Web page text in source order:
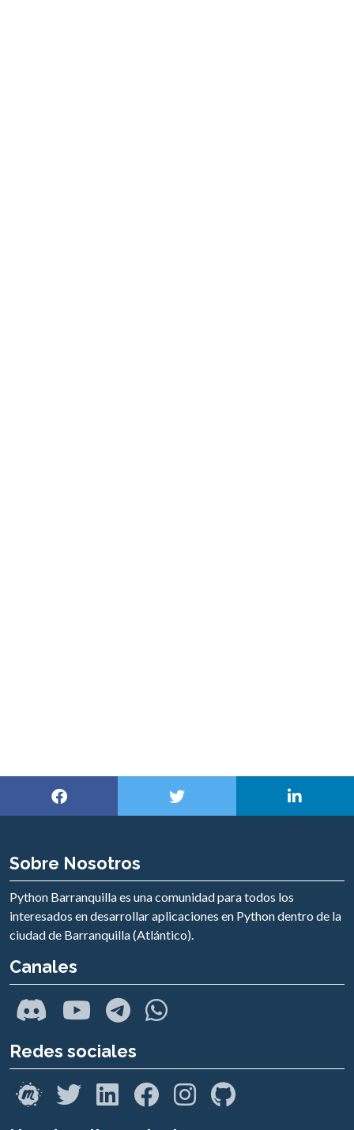
Sobre Nosotros
Python Barranquilla es una comunidad para todos los
interesados en desarrollar aplicaciones en Python dentro de la
ciudad de Barranquilla (Atlántico).
Canales
Redes sociales